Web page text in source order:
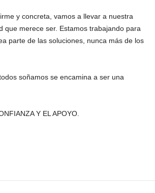
y concreta, vamos a llevar a nuestra
que merece ser. Estamos trabajando para
parte de las soluciones, nunca más de los
soñamos se encamina a ser una
Y EL APOYO.